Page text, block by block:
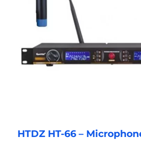
HTDZ HT-66 –